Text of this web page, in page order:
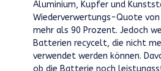
Aluminium, Kupfer und
Wiederverwertungs-Quote
mehr als 90 Prozent. Jedoch
Batterien recycelt, die nicht
verwendet werden können.